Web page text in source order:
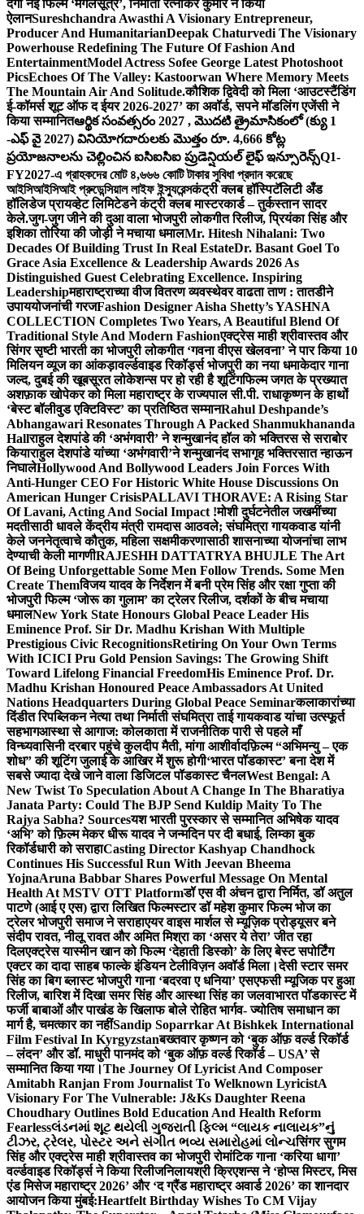
देगी नई फिल्म ‘मंगलसूत्र’, निर्माता रत्नाकर कुमार ने किया
ऐलानSureshchandra Awasthi A Visionary Entrepreneur,
Producer And HumanitarianDeepak Chaturvedi The Visionary
Powerhouse Redefining The Future Of Fashion And
EntertainmentModel Actress Sofee George Latest Photoshoot
PicsEchoes Of The Valley: Kastoorwan Where Memory Meets
The Mountain Air And Solitude.कौशिक द्विवेदी को मिला ‘आउटस्टैंडिंग
ई-कॉमर्स शूट ऑफ द ईयर 2026-2027’ का अवॉर्ड, सपने मॉडलिंग एजेंसी ने
किया सम्मानितఆర్థిక సంవత్సరం 2027 , మొదటి త్రైమాసికంలో (క్యు 1
-ఎఫ్ వై 2027) వినియోగదారులకు మొత్తం రూ. 4,666 కోట్ల
ప్రయోజనాలను చెల్లించిన ఐసిఐసిఐ ప్రుడెన్షియల్ లైఫ్ ఇన్సూరెన్స్Q1-
FY2027-এ গ্রাহকদের মোট ৪,৬৬৬ কোটি টাকার সুবিধা প্রদান করেছে
আইসিআইসিআই প্রুডেন্সিয়াল লাইফ ইন্স্যুরেন্সकंट्री क्लब हॉस्पिटॅलिटी अँड
हॉलिडेज प्रायव्हेट लिमिटेडने कंट्री क्लब मास्टरकार्ड – तुर्कस्तान सादर
केले.जुग-जुग जीने की दुआ वाला भोजपुरी लोकगीत रिलीज, प्रियंका सिंह और
इशिका तोरिया की जोड़ी ने मचाया धमालMr. Hitesh Nihalani: Two
Decades Of Building Trust In Real EstateDr. Basant Goel To
Grace Asia Excellence & Leadership Awards 2026 As
Distinguished Guest Celebrating Excellence. Inspiring
Leadershipमहाराष्ट्राच्या वीज वितरण व्यवस्थेवर वाढता ताण : तातडीने
उपाययोजनांची गरजFashion Designer Aisha Shetty’s YASHNA
COLLECTION Completes Two Years, A Beautiful Blend Of
Traditional Style And Modern Fashionएक्ट्रेस माही श्रीवास्तव और
सिंगर सृष्टी भारती का भोजपुरी लोकगीत ‘गवना वीएस खेलवना’ ने पार किया 10
मिलियन व्यूज का आंकड़ावर्ल्डवाइड रिकॉर्ड्स भोजपुरी का नया धमाकेदार गाना
जल्द, दुबई की खूबसूरत लोकेशन्स पर हो रही है शूटिंगफिल्म जगत के प्रख्यात
अशफ़ाक खोपेकर को मिला महाराष्ट्र के राज्यपाल सी.पी. राधाकृष्णन के हाथों
‘बेस्ट बॉलीवुड एक्टिविस्ट’ का प्रतिष्ठित सम्मानRahul Deshpande’s
Abhangawari Resonates Through A Packed Shanmukhananda
Hallराहुल देशपांडे की ‘अभंगवारी’ ने शन्मुखानंद हॉल को भक्तिरस से सराबोर
कियाराहुल देशपांडे यांच्या ‘अभंगवारी’ने शन्मुखानंद सभागृह भक्तिरसात न्हाऊन
निघालेHollywood And Bollywood Leaders Join Forces With
Anti-Hunger CEO For Historic White House Discussions On
American Hunger CrisisPALLAVI THORAVE: A Rising Star
Of Lavani, Acting And Social Impact !मोशी दुर्घटनेतील जखमींच्या
मदतीसाठी धावले केंद्रीय मंत्री रामदास आठवले; संघमित्रा गायकवाड यांनी
केले जननेतृत्वाचे कौतुक, महिला सक्षमीकरणासाठी शासनाच्या योजनांचा लाभ
देण्याची केली मागणीRAJESHH DATTATRYA BHUJLE The Art
Of Being Unforgettable Some Men Follow Trends. Some Men
Create Themविजय यादव के निर्देशन में बनी प्रेम सिंह और रक्षा गुप्ता की
भोजपुरी फिल्म ‘जोरू का गुलाम’ का ट्रेलर रिलीज, दर्शकों के बीच मचाया
धमालNew York State Honours Global Peace Leader His
Eminence Prof. Sir Dr. Madhu Krishan With Multiple
Prestigious Civic RecognitionsRetiring On Your Own Terms
With ICICI Pru Gold Pension Savings: The Growing Shift
Toward Lifelong Financial FreedomHis Eminence Prof. Dr.
Madhu Krishan Honoured Peace Ambassadors At United
Nations Headquarters During Global Peace Seminarकलाकारांच्या
दिंडीत रिपब्लिकन नेत्या तथा निर्माती संघमित्रा ताई गायकवाड यांचा उत्स्फूर्त
सहभागआस्था से आगाज: कोलकाता में राजनीतिक पारी से पहले माँ
विन्ध्यवासिनी दरबार पहुंचे कुलदीप मैती, मांगा आशीर्वादफ़िल्म “अभिमन्यु – एक
शोध” की शूटिंग जुलाई के आखिर में शुरू होगी‘भारत पॉडकास्ट’ बना देश में
सबसे ज्यादा देखे जाने वाला डिजिटल पॉडकास्ट चैनलWest Bengal: A
New Twist To Speculation About A Change In The Bharatiya
Janata Party: Could The BJP Send Kuldip Maity To The
Rajya Sabha? Sourcesयश भारती पुरस्कार से सम्मानित अभिषेक यादव
‘अभि’ को फ़िल्म मेकर धीरू यादव ने जन्मदिन पर दी बधाई, लिम्का बुक
रिकॉर्डधारी को सराहाCasting Director Kashyap Chandhock
Continues His Successful Run With Jeevan Bheema
YojnaAruna Babbar Shares Powerful Message On Mental
Health At MSTV OTT Platformडॉ एस वी अंचन द्वारा निर्मित, डॉ अतुल
पाटणे (आई ए एस) द्वारा लिखित फिल्मस्टार डॉ महेश कुमार फिल्म भोज का
ट्रेलर भोजपुरी समाज ने सराहाएयर वाइस मार्शल से म्यूज़िक प्रोड्यूसर बने
संदीप रावत, नीलू रावत और अमित मिश्रा का ‘असर ये तेरा’ जीत रहा
दिलएक्ट्रेस यास्मीन खान को फिल्म ‘देहाती डिस्को’ के लिए बेस्ट सपोर्टिंग
एक्टर का दादा साहब फाल्के इंडियन टेलीविज़न अवॉर्ड मिला।देसी स्टार समर
सिंह का बिग ब्लास्ट भोजपुरी गाना ‘बदरवा ए धनिया’ एसएफसी म्यूजिक पर हुआ
रिलीज, बारिश में दिखा समर सिंह और आस्था सिंह का जलवाभारत पॉडकास्ट में
फर्जी बाबाओं और पाखंड के खिलाफ बोले रोहित भार्गव- ज्योतिष समाधान का
मार्ग है, चमत्कार का नहींSandip Soparrkar At Bishkek International
Film Festival In Kyrgyzstanबख्तवार कृष्णन को ‘बुक ऑफ़ वर्ल्ड रिकॉर्ड
– लंदन’ और डॉ. माधुरी पानमंद को ‘बुक ऑफ़ वर्ल्ड रिकॉर्ड – USA’ से
सम्मानित किया गया।The Journey Of Lyricist And Composer
Amitabh Ranjan From Journalist To Welknown LyricistA
Visionary For The Vulnerable: J&Ks Daughter Reena
Choudhary Outlines Bold Education And Health Reform
Fearlessલંડનમાં શૂટ થયેલી ગુજરાતી ફિલ્મ “લાયક નાલાયક”નું
ટીઝર, ટ્રેલર, પોસ્ટર અને સંગીત ભવ્ય સમારોહમાં લોન્ચसिंगर सुगम
सिंह और एक्ट्रेस माही श्रीवास्तव का भोजपुरी रोमांटिक गाना ‘करिया धागा’
वर्ल्डवाइड रिकॉर्ड्स ने किया रिलीजनिलायश्री क्रिएशन्स ने ‘होप्स मिस्टर, मिस
एंड मिसेज महाराष्ट्र 2026’ और ‘द ग्रैंड महाराष्ट्र अवार्ड 2026’ का शानदार
आयोजन किया मुंबई:Heartfelt Birthday Wishes To CM Vijay